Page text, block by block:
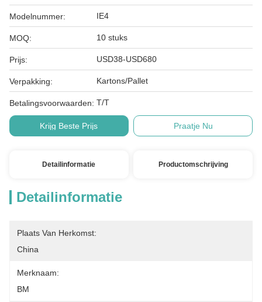
Modelnummer: IE4
MOQ: 10 stuks
Prijs: USD38-USD680
Verpakking: Kartons/Pallet
Betalingsvoorwaarden: T/T
Krijg Beste Prijs Praatje Nu
Detailinformatie Productomschrijving
Detailinformatie
Plaats Van Herkomst:
China
Merknaam:
BM